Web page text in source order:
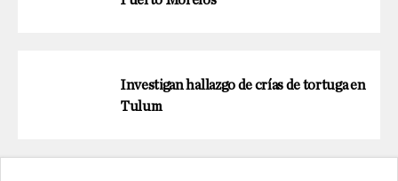
Investigan hallazgo de crías de tortuga en
Tulum